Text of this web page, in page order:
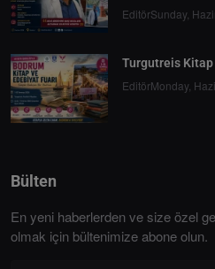
EditörSunday,
Turgutreis Kitap
EditörMonday,
Bülten
En yeni haberlerden ve size özel
olmak için bültenimize abone olun.